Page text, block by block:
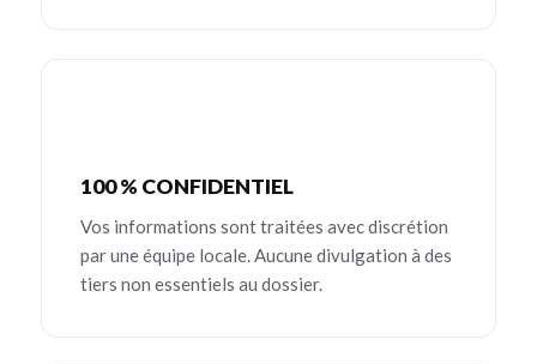
100 % CONFIDENTIEL
Vos informations sont traitées avec discrétion
par une équipe locale. Aucune divulgation à des
tiers non essentiels au dossier.